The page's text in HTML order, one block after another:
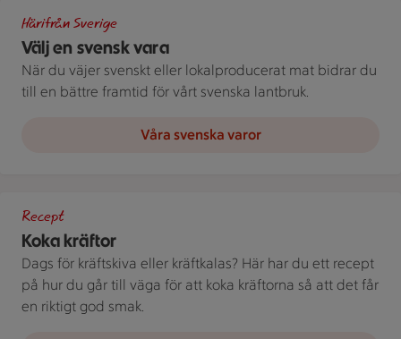
Välj en svensk vara
Härifrån Sverige
När du väjer svenskt eller lokalproducerat mat bidrar du
till en bättre framtid för vårt svenska lantbruk.
Våra svenska varor
Koka kräftor
Recept
Dags för kräftskiva eller kräftkalas? Här har du ett recept
på hur du går till väga för att koka kräftorna så att det får
en riktigt god smak.